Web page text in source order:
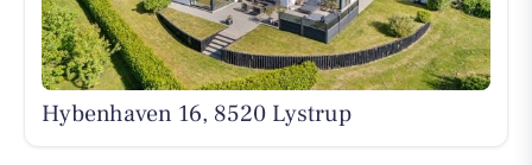
Hybenhaven 16, 8520 Lystrup